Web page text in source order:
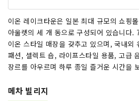
이온 레이크타운은 일본 최대 규모의 쇼핑
아울렛의 세 개 동으로 구성되어 있습니다.
이온 스타일 매장을 갖추고 있으며, 국내외
패션, 셀렉트 숍, 라이프스타일 용품, 고급
장르를 아우르며 하루 종일 즐거운 시간을
메차 빌리지